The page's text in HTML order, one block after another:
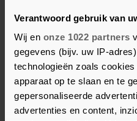
Verantwoord gebruik van
Wij en onze 1022 partners
gegevens (bijv. uw IP-
technologieën zoals
apparaat op te slaan en te
gepersonaliseerde
advertenties en content,
wordt hervat. Achter de
momenteel gewerkt aan